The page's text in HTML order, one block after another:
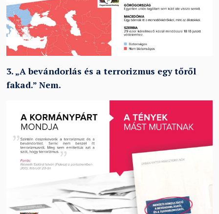
3. „A bevándorlás és a terrorizmus egy tőről
fakad.” Nem.